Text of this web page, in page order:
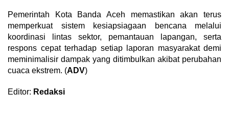
Pemerintah Kota Banda Aceh memastikan akan terus
memperkuat sistem kesiapsiagaan bencana melalui
koordinasi lintas sektor, pemantauan lapangan, serta
respons cepat terhadap setiap laporan masyarakat demi
meminimalisir dampak yang ditimbulkan akibat perubahan
cuaca ekstrem. (ADV)
Editor: Redaksi